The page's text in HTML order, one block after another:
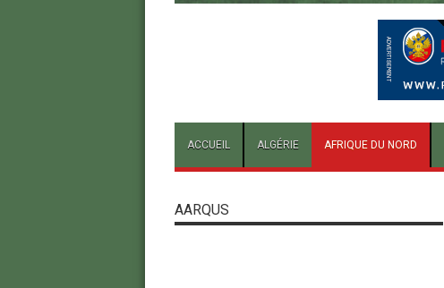
ACCUEIL ALGÉRIE AFRIQUE DU NORD
AARQUS